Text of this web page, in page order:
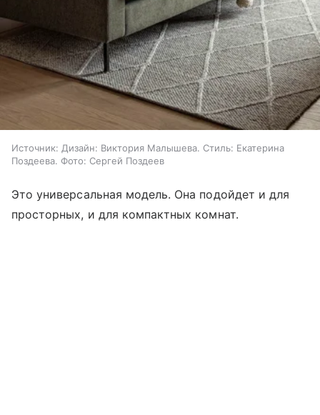
Источник: Дизайн: Виктория Малышева. Стиль: Екатерина
Поздеева. Фото: Сергей Поздеев
Это универсальная модель. Она подойдет и для
просторных, и для компактных комнат.